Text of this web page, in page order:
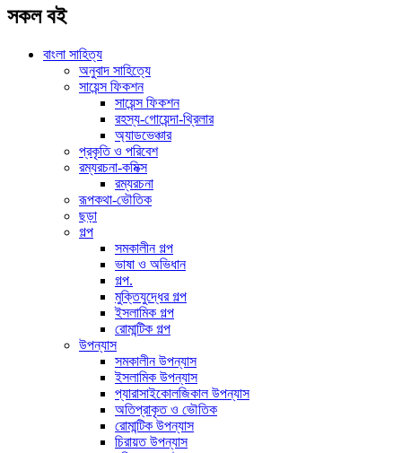
সকল বই
বাংলা সাহিত্য
অনুবাদ সাহিত্যে
সায়েন্স ফিকশন
সায়েন্স ফিকশন
রহস্য-গোয়েন্দা-থ্রিলার
অ্যাডভেঞ্চার
প্রকৃতি ও পরিবেশ
রম্যরচনা-কমিক্স
রম্যরচনা
রূপকথা-ভৌতিক
ছড়া
গল্প
সমকালীন গল্প
ভাষা ও অভিধান
গল্প.
মুক্তিযুদ্ধের গল্প
ইসলামিক গল্প
রোমান্টিক গল্প
উপন্যাস
সমকালীন উপন্যাস
ইসলামিক উপন্যাস
প্যারাসাইকোলজিকাল উপন্যাস
অতিপ্রাকৃত ও ভৌতিক
রোমান্টিক উপন্যাস
চিরায়ত উপন্যাস